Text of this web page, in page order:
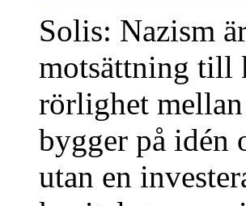
Solis: Nazism
motsättning till
rörlighet
bygger på idén
utan en